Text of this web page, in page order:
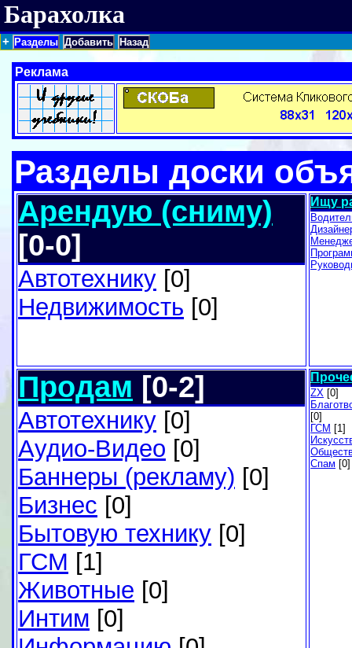
Барахолка
+ Разделы Добавить Назад
Реклама
Разделы доски
Арендую (сниму)
[0-0]
Автотехнику [0]
Недвижимость [0]
Ищу
Продам [0-2]
Автотехнику [0]
Аудио-Видео [0]
Баннеры (рекламу) [0]
Бизнес [0]
Бытовую технику [0]
ГСМ [1]
Животные [0]
Интим [0]
ZX [0]
[0]
ГСМ [1]
Спам [0]